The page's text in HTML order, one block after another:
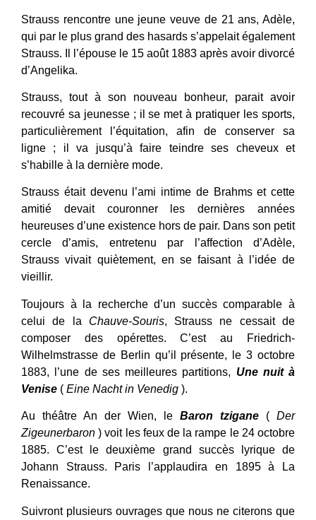
Strauss rencontre une jeune veuve de 21 ans, Adèle,
qui par le plus grand des hasards s’appelait également
Strauss. Il l’épouse le 15 août 1883 après avoir divorcé
d’Angelika.
Strauss, tout à son nouveau bonheur, parait avoir
recouvré sa jeunesse ; il se met à pratiquer les sports,
particulièrement l’équitation, afin de conserver sa
ligne ; il va jusqu’à faire teindre ses cheveux et
s’habille à la dernière mode.
Strauss était devenu l’ami intime de Brahms et cette
amitié devait couronner les dernières années
heureuses d’une existence hors de pair. Dans son petit
cercle d’amis, entretenu par l’affection d’Adèle,
Strauss vivait quiètement, en se faisant à l’idée de
vieillir.
Toujours à la recherche d’un succès comparable à
celui de la Chauve-Souris, Strauss ne cessait de
composer des opérettes. C’est au Friedrich-
Wilhelmstrasse de Berlin qu’il présente, le 3 octobre
1883, l’une de ses meilleures partitions, Une nuit à
Venise ( Eine Nacht in Venedig ).
Au théâtre An der Wien, le Baron tzigane ( Der
Zigeunerbaron ) voit les feux de la rampe le 24 octobre
1885. C’est le deuxième grand succès lyrique de
Johann Strauss. Paris l’applaudira en 1895 à La
Renaissance.
Suivront plusieurs ouvrages que nous ne citerons que